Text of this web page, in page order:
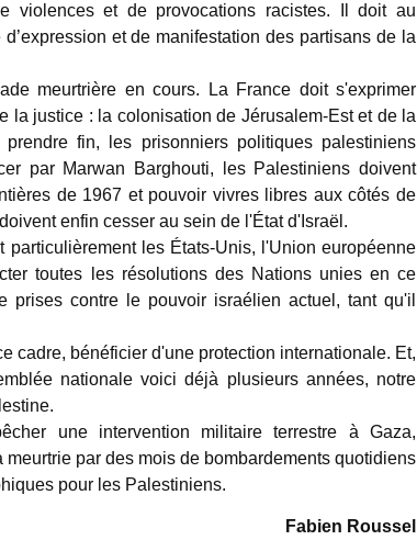
violences et de provocations racistes. Il doit au
et de manifestation des partisans de la
meurtrière en cours. La France doit s'exprimer
la justice : la colonisation de Jérusalem-Est et de la
fin, les prisonniers politiques palestiniens
par Marwan Barghouti, les Palestiniens doivent
de 1967 et pouvoir vivres libres aux côtés de
enfin cesser au sein de l'État d'Israël.
particulièrement les États-Unis, l'Union européenne
toutes les résolutions des Nations unies en ce
prises contre le pouvoir israélien actuel, tant qu'il
cadre, bénéficier d'une protection internationale. Et,
nationale voici déjà plusieurs années, notre
une intervention militaire terrestre à Gaza,
par des mois de bombardements quotidiens
pour les Palestiniens.
Fabien Roussel